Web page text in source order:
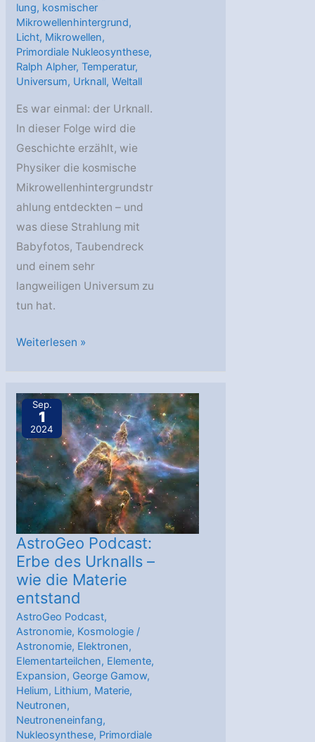
lung, kosmischer
Mikrowellenhintergrund,
Licht, Mikrowellen,
Primordiale Nukleosynthese,
Ralph Alpher,Temperatur,
Universum, Urknall,Weltall
Es war einmal: der Urknall.
In dieser Folge wird die
Geschichte erzählt, wie
Physiker die kosmische
Mikrowellenhintergrundstr
ahlung entdeckten – und
was diese Strahlung mit
Babyfotos, Taubendreck
und einem sehr
langweiligen Universum zu
tun hat.
AstroGeo
Ende
des
Anfangs
–
was
vom
Urknall
übrigblieb
Weiterlesen »
Sep.
1
2024
AstroGeo Podcast:
Erbe des Urknalls –
wie die Materie
entstand
AstroGeo Podcast,
Astronomie, Kosmologie /
Astronomie, Elektronen,
Elementarteilchen, Elemente,
Expansion, George Gamow,
Helium, Lithium, Materie,
Neutronen,
Neutroneneinfang,
Nukleosynthese, Primordiale